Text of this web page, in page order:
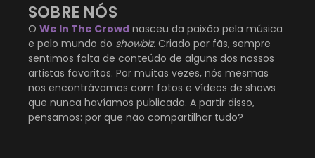
SOBRE NÓS
O We In The Crowd nasceu da paixão pela música
e pelo mundo do showbiz. Criado por fãs, sempre
sentimos falta de conteúdo de alguns dos nossos
artistas favoritos. Por muitas vezes, nós mesmas
nos encontrávamos com fotos e vídeos de shows
que nunca havíamos publicado. A partir disso,
pensamos: por que não compartilhar tudo?